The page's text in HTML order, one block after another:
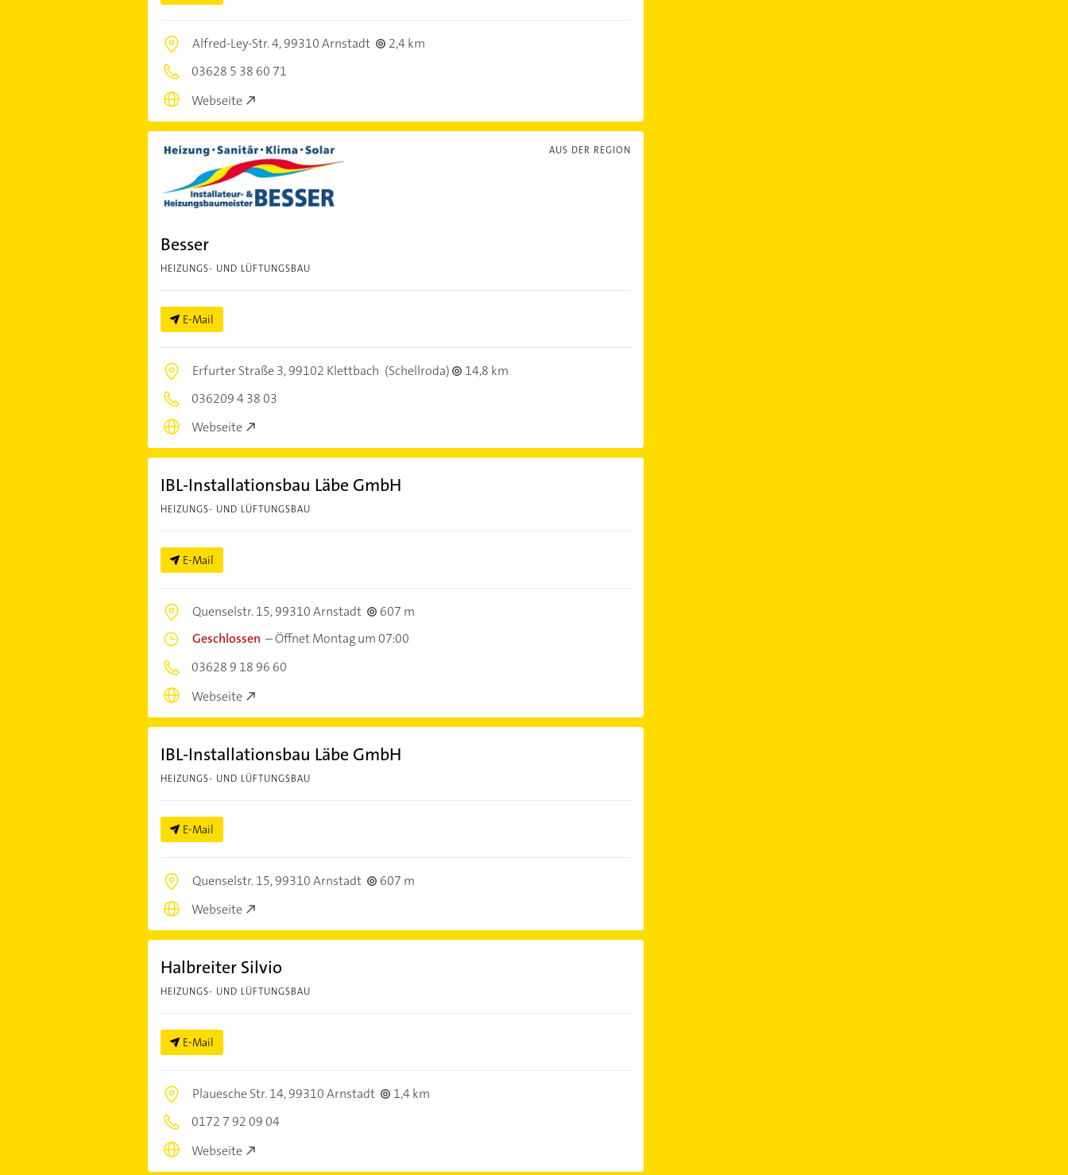
Alfred-Ley-Str. 4,99310 Arnstadt
2,4 km
03628 5 38 60 71
Webseite
AUS DER REGION
Besser
HEIZUNGS- UND LÜFTUNGSBAU
E-Mail
Erfurter Straße 3,99102 Klettbach (Schellroda)
14,8 km
036209 4 38 03
Webseite
IBL-Installationsbau Läbe GmbH
HEIZUNGS- UND LÜFTUNGSBAU
E-Mail
Quenselstr. 15,99310 Arnstadt
607 m
Geschlossen –Öffnet Montag um 07:00
03628 9 18 96 60
Webseite
IBL-Installationsbau Läbe GmbH
HEIZUNGS- UND LÜFTUNGSBAU
E-Mail
Quenselstr. 15,99310 Arnstadt
607 m
Webseite
Halbreiter Silvio
HEIZUNGS- UND LÜFTUNGSBAU
E-Mail
Plauesche Str. 14,99310 Arnstadt
1,4 km
0172 7 92 09 04
Webseite